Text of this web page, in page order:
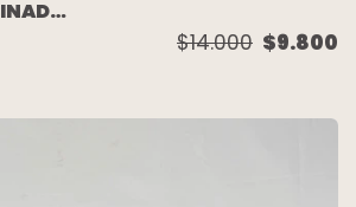
$14.000 $9.800